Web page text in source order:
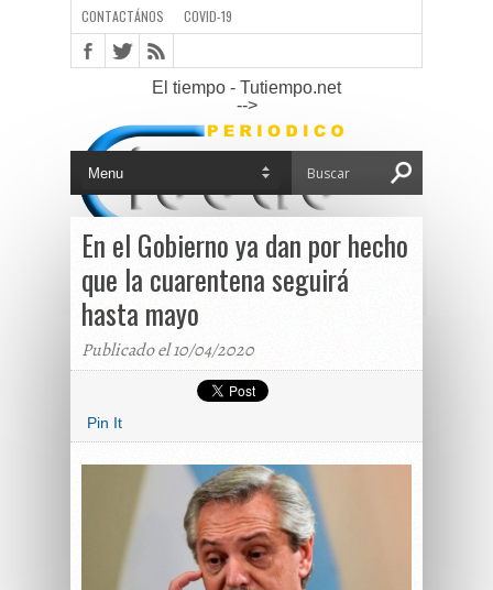
CONTACTÁNOS COVID-19
El tiempo - Tutiempo.net
-->
En el Gobierno ya dan por hecho
que la cuarentena seguirá
hasta mayo
Publicado el 10/04/2020
Pin It